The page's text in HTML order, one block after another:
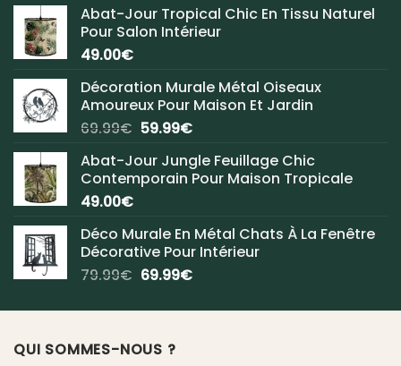
Abat-Jour Tropical Chic En Tissu Naturel
Pour Salon Intérieur
49.00€
Décoration Murale Métal Oiseaux
Amoureux Pour Maison Et Jardin
69.99€ Le
initial
était :
59.99€Le
actuel
est :
Abat-Jour Jungle Feuillage Chic
Contemporain Pour Maison Tropicale
49.00€
Déco Murale En Métal Chats À La Fenêtre
Décorative Pour Intérieur
79.99€ Le
initial
79.99€.
69.99€Le
actuel
QUI SOMMES-NOUS ?